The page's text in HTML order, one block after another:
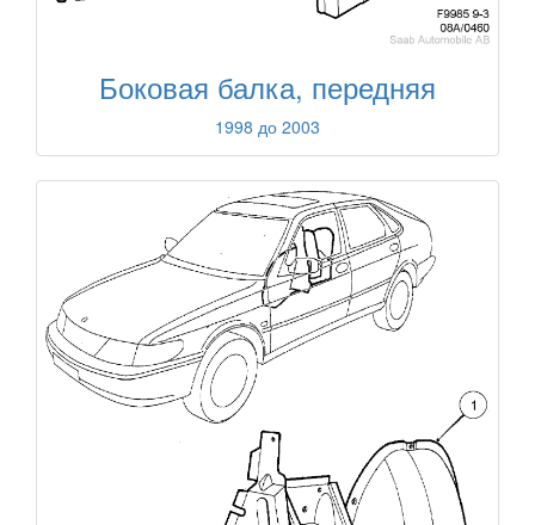
Боковая балка, передняя
1998 до 2003